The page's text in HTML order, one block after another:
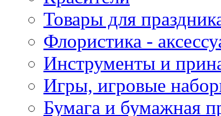
Товары для
Флористика -
Инструменты и
Игры, игровые
Бумага и бумажная